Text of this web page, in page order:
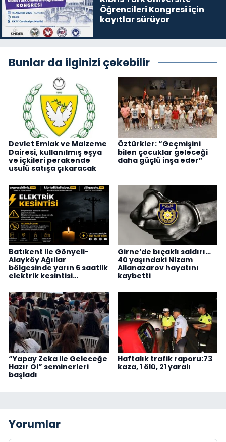
Öğrencileri Kongresi için
kayıtlar sürüyor
Bunlar da ilginizi çekebilir
Devlet Emlak ve Malzeme
Dairesi, kullanılmış eşya
ve içkileri perakende
usulü satışa çıkaracak
Öztürkler: “Geçmişini
bilen çocuklar geleceği
daha güçlü inşa eder”
Batıkent ile Gönyeli-
Alayköy Ağıllar
bölgesinde yarın 6 saatlik
elektrik kesintisi…
Girne’de bıçaklı saldırı…
40 yaşındaki Nizam
Allanazarov hayatını
kaybetti
“Yapay Zeka ile Geleceğe
Hazır Ol” seminerleri
başladı
Haftalık trafik raporu:73
kaza, 1 ölü, 21 yaralı
Yorumlar